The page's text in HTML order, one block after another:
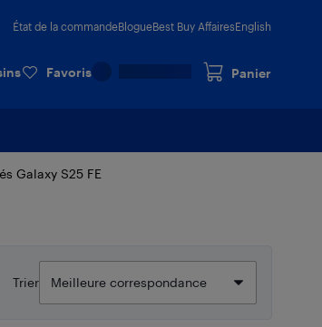
État de la commandeBlogueBest Buy AffairesEnglish
Favoris Panier
Galaxy S25 FE
Trier